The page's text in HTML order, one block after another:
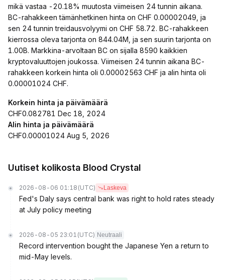
mikä vastaa -20.18% muutosta viimeisen 24 tunnin aikana.
BC-rahakkeen tämänhetkinen hinta on CHF 0.00002049, ja
sen 24 tunnin treidausvolyymi on CHF 58.72. BC-rahakkeen
kierrossa oleva tarjonta on 844.04M, ja sen suurin tarjonta on
1.00B. Markkina-arvoltaan BC on sijalla 8590 kaikkien
kryptovaluuttojen joukossa. Viimeisen 24 tunnin aikana BC-
rahakkeen korkein hinta oli 0.00002563 CHF ja alin hinta oli
0.00001024 CHF.
Korkein hinta ja päivämäärä
CHF0.082781 Dec 18, 2024
Alin hinta ja päivämäärä
CHF0.00001024 Aug 5, 2026
Uutiset kolikosta Blood Crystal
2026-08-06 01:18 (UTC) Laskeva
Fed's Daly says central bank was right to hold rates steady
at July policy meeting
2026-08-05 23:01 (UTC) Neutraali
Record intervention bought the Japanese Yen a return to
mid-May levels.